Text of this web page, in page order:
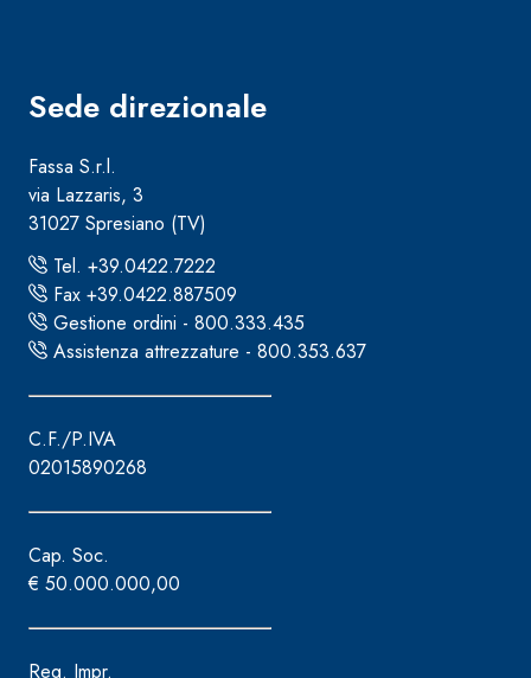
Sistema RIPRISTINO DEL CALCESTRUZZO
GEOACTIVE R4 40
Malta rapida contenente speciali leganti
modificata, tixotropica, fibrorinforzata, per la
rasatura e protezione di strutture in calcestruzzo
Sede direzionale
Fassa S.r.l.
via Lazzaris, 3
31027 Spresiano (TV)
Tel. +39.0422.7222
Fax +39.0422.887509
Gestione ordini - 800.333.435
Assistenza attrezzature - 800.353.637
C.F./P.IVA
02015890268
Cap. Soc.
€ 50.000.000,00
Reg. Impr.